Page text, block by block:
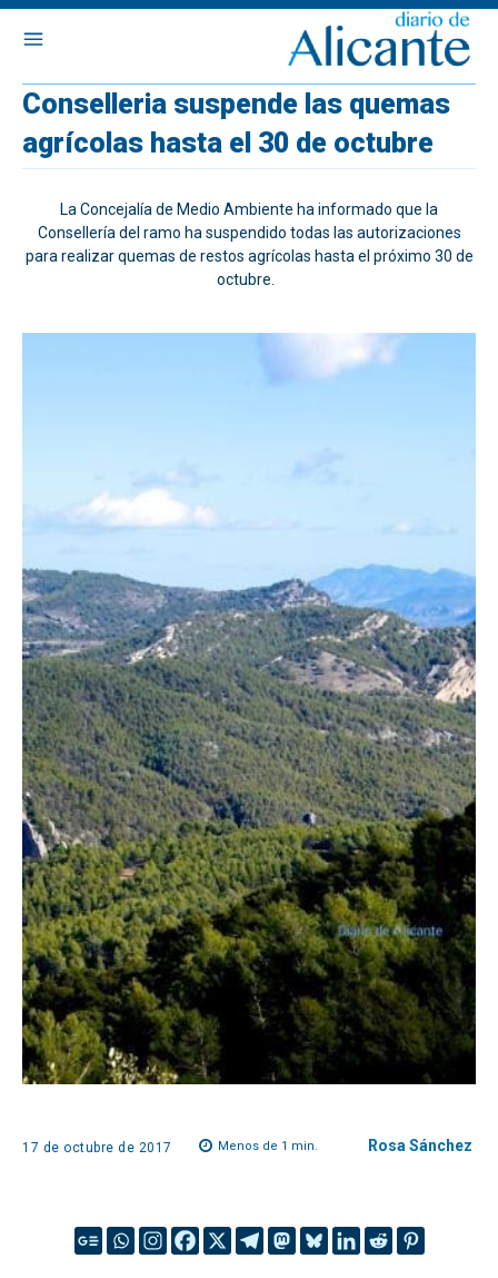
Conselleria suspende las quemas
agrícolas hasta el 30 de octubre
La Concejalía de Medio Ambiente ha informado que la
Consellería del ramo ha suspendido todas las autorizaciones
para realizar quemas de restos agrícolas hasta el próximo 30 de
octubre.
17 de octubre de 2017 Menos de 1 min. Rosa Sánchez